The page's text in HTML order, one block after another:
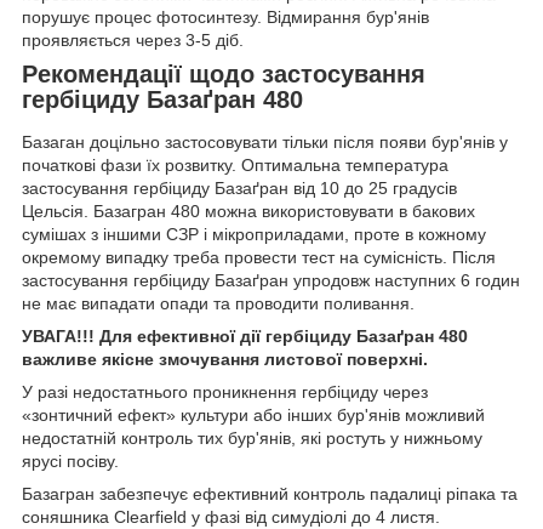
порушує процес фотосинтезу. Відмирання бур'янів
проявляється через 3-5 діб.
Рекомендації щодо застосування
гербіциду Базаґран 480
Базаган доцільно застосовувати тільки після появи бур'янів у
початкові фази їх розвитку. Оптимальна температура
застосування гербіциду Базаґран від 10 до 25 градусів
Цельсія. Базагран 480 можна використовувати в бакових
сумішах з іншими СЗР і мікроприладами, проте в кожному
окремому випадку треба провести тест на сумісність. Після
застосування гербіциду Базаґран упродовж наступних 6 годин
не має випадати опади та проводити поливання.
УВАГА!!! Для ефективної дії гербіциду Базаґран 480
важливе якісне змочування листової поверхні.
У разі недостатнього проникнення гербіциду через
«зонтичний ефект» культури або інших бур'янів можливий
недостатній контроль тих бур'янів, які ростуть у нижньому
ярусі посіву.
Базагран забезпечує ефективний контроль падалиці ріпака та
соняшника Clearfield у фазі від симудіолі до 4 листя.